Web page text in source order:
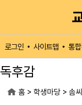
로그인 사이트맵 통
독후감
홈 > 학생마당 > 솜